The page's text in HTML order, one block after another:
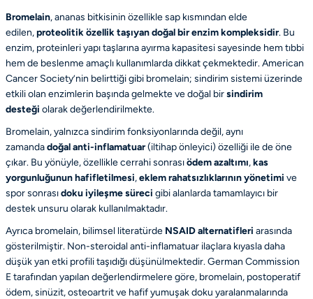
Bromelain, ananas bitkisinin özellikle sap kısmından elde
edilen,proteolitik özellik taşıyan doğal bir enzim kompleksidir. Bu
enzim, proteinleri yapı taşlarına ayırma kapasitesi sayesinde hem tıbbi
hem de beslenme amaçlı kullanımlarda dikkat çekmektedir.American
Cancer Society’nin belirttiği gibi bromelain; sindirim sistemi üzerinde
etkili olan enzimlerin başında gelmekte ve doğal birsindirim
desteği olarak değerlendirilmekte.
Bromelain, yalnızca sindirim fonksiyonlarında değil, aynı
zamandadoğal anti-inflamatuar(iltihap önleyici) özelliği ile de öne
çıkar. Bu yönüyle, özellikle cerrahi sonrasıödem azaltımı,kas
yorgunluğunun hafifletilmesi,eklem rahatsızlıklarının yönetimi ve
spor sonrasıdoku iyileşme süreci gibi alanlarda tamamlayıcı bir
destek unsuru olarak kullanılmaktadır.
Ayrıca bromelain, bilimsel literatürde NSAID alternatifleri arasında
gösterilmiştir. Non-steroidal anti-inflamatuar ilaçlara kıyasla daha
düşük yan etki profili taşıdığı düşünülmektedir.German Commission
Etarafından yapılan değerlendirmelere göre, bromelain, postoperatif
ödem, sinüzit, osteoartrit ve hafif yumuşak doku yaralanmalarında